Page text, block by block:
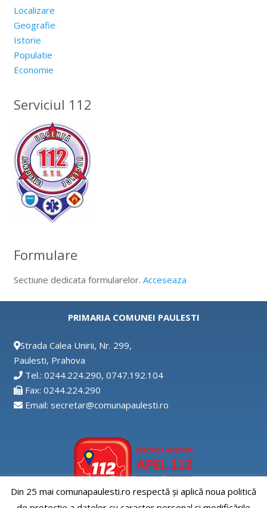
Localizare
Geografie
Istorie
Populatie
Economie
Serviciul 112
Formulare
Sectiune dedicata formularelor. Acceseaza
PRIMARIA COMUNEI PAULESTI
Strada Calea Unirii, Nr. 299,
Paulesti, Prahova
Tel.: 0244.224.290, 0747.192.104
Fax: 0244.224.290
Email: secretar@comunapaulesti.ro
Din 25 mai comunapaulesti.ro respectă și aplică noua politică